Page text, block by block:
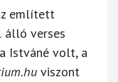
említett
verses
Istváné volt, a
viszont